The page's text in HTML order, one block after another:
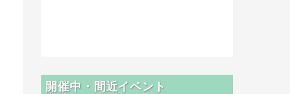
開催中・間近イベント